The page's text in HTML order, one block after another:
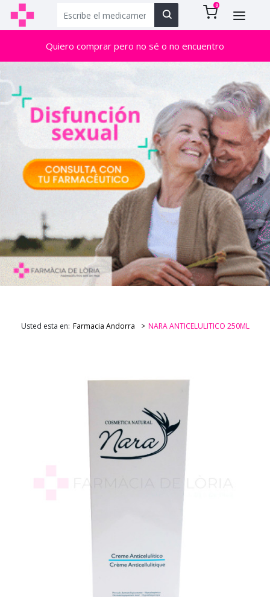
0
Quiero comprar pero no sé o no encuentro
Usted esta en: Farmacia Andorra NARA ANTICELULITICO 250ML